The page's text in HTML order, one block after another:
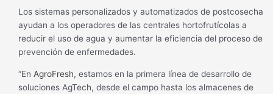
Los sistemas personalizados y automatizados de postcosecha
ayudan a los operadores de las centrales hortofrutícolas a
reducir el uso de agua y aumentar la eficiencia del proceso de
prevención de enfermedades.
“En AgroFresh, estamos en la primera línea de desarrollo de
soluciones AgTech, desde el campo hasta los almacenes de